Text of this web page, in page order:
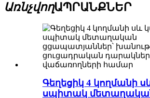
ԱռնչվողԱՊՐԱՆՔՆԵՐ
Գեղեցիկ 4 կողմանի
սպիտակ